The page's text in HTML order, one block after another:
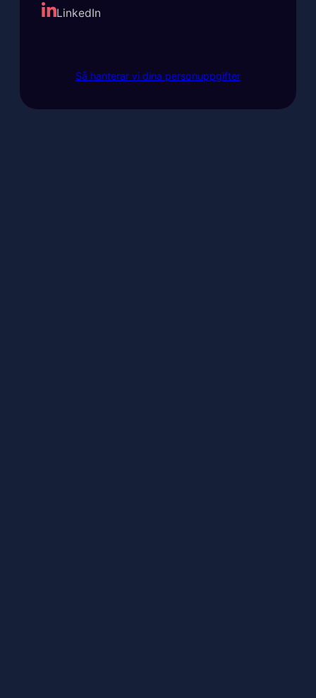
LinkedIn
Så hanterar vi dina personuppgifter